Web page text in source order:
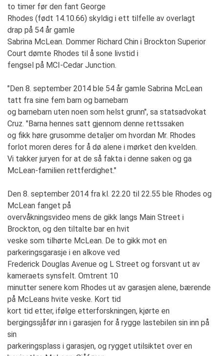
to timer før den fant George
Rhodes (født 14.10.66) skyldig i ett tilfelle av overlagt
drap på 54 år gamle
Sabrina McLean. Dommer Richard Chin i Brockton Superior
Court dømte Rhodes til å sone livstid i
fengsel på MCI-Cedar Junction.
"Den 8. september 2014 ble 54 år gamle Sabrina McLean
tatt fra sine fem barn og barnebarn
og barnebarn uten noen som helst grunn", sa statsadvokat
Cruz. "Barna hennes satt gjennom denne rettssaken
og fikk høre grusomme detaljer om hvordan Mr. Rhodes
forlot moren deres for å dø alene i mørket den kvelden.
Vi takker juryen for at de så fakta i denne saken og ga
McLean-familien rettferdighet."
Den 8. september 2014 fra kl. 22.20 til 22.55 ble Rhodes og
McLean fanget på
overvåkningsvideo mens de gikk langs Main Street i
Brockton, og den tiltalte bar en hvit
veske som tilhørte McLean. De to gikk mot en
parkeringsgarasje i en alkove ved
Frederick Douglas Avenue og L Street og forsvant ut av
kameraets synsfelt. Omtrent 10
minutter senere kom Rhodes ut av garasjen alene, bærende
på McLeans hvite veske. Kort tid
kort tid etter, ifølge etterforskningen, kjørte en
bergingssjåfør inn i garasjen for å rygge lastebilen sin inn på
sin
parkeringsplass i garasjen, og rygget utilsiktet over en